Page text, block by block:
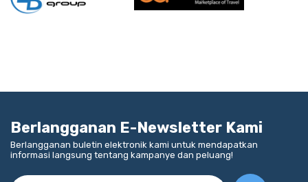
Berlangganan E-Newsletter Kami
Berlangganan buletin elektronik kami untuk mendapatkan
informasi langsung tentang kampanye dan peluang!